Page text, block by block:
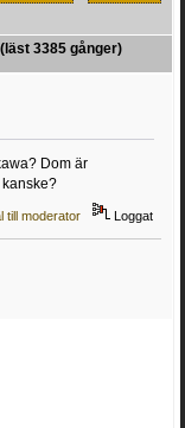
3385 gånger)
Dom är
till moderator Loggat